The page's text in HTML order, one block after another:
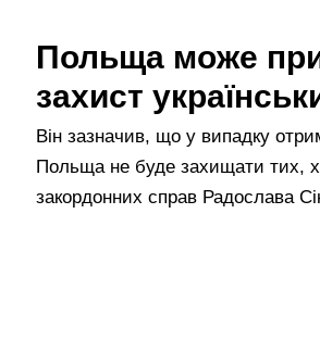
Польща може
захист
Він зазначив, що у випадку
Польща не буде захищати тих,
закордонних справ Радослава